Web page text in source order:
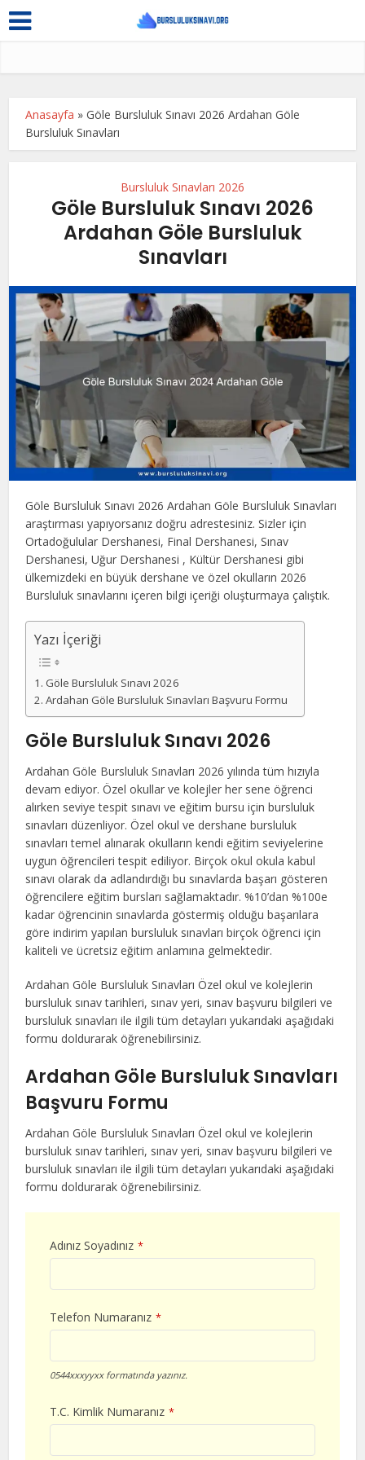
Anasayfa »Göle Bursluluk Sınavı 2026 Ardahan Göle
Bursluluk Sınavları
Bursluluk Sınavları 2026
Göle Bursluluk Sınavı 2026
Ardahan Göle Bursluluk
Sınavları
Göle Bursluluk Sınavı 2026 Ardahan Göle Bursluluk Sınavları
araştırması yapıyorsanız doğru adrestesiniz. Sizler için
Ortadoğulular Dershanesi, Final Dershanesi, Sınav
Dershanesi, Uğur Dershanesi , Kültür Dershanesi gibi
ülkemizdeki en büyük dershane ve özel okulların 2026
Bursluluk sınavlarını içeren bilgi içeriği oluşturmaya çalıştık.
Yazı İçeriği
Göle Bursluluk Sınavı 2026
Ardahan Göle Bursluluk Sınavları Başvuru Formu
Göle Bursluluk Sınavı 2026
Ardahan Göle Bursluluk Sınavları 2026 yılında tüm hızıyla
devam ediyor. Özel okullar ve kolejler her sene öğrenci
alırken seviye tespit sınavı ve eğitim bursu için bursluluk
sınavları düzenliyor. Özel okul ve dershane bursluluk
sınavları temel alınarak okulların kendi eğitim seviyelerine
uygun öğrencileri tespit ediliyor. Birçok okul okula kabul
sınavı olarak da adlandırdığı bu sınavlarda başarı gösteren
öğrencilere eğitim bursları sağlamaktadır. %10’dan %100e
kadar öğrencinin sınavlarda göstermiş olduğu başarılara
göre indirim yapılan bursluluk sınavları birçok öğrenci için
kaliteli ve ücretsiz eğitim anlamına gelmektedir.
Ardahan Göle Bursluluk Sınavları Özel okul ve kolejlerin
bursluluk sınav tarihleri, sınav yeri, sınav başvuru bilgileri ve
bursluluk sınavları ile ilgili tüm detayları yukarıdaki aşağıdaki
formu doldurarak öğrenebilirsiniz.
Ardahan Göle Bursluluk Sınavları
Başvuru Formu
Ardahan Göle Bursluluk Sınavları Özel okul ve kolejlerin
bursluluk sınav tarihleri, sınav yeri, sınav başvuru bilgileri ve
bursluluk sınavları ile ilgili tüm detayları yukarıdaki aşağıdaki
formu doldurarak öğrenebilirsiniz.
Adınız Soyadınız *
Telefon Numaranız *
0544xxxyyxx formatında yazınız.
T.C. Kimlik Numaranız *